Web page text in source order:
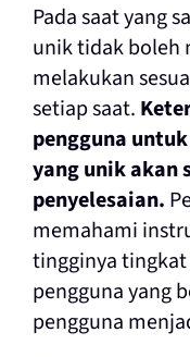
Pada saat yang
unik tidak boleh
melakukan
setiap saat.
pengguna
yang unik akan
penyelesaian.
memahami
tingginya
pengguna yang
pengguna